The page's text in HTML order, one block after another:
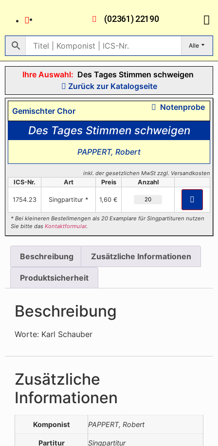
(02361) 22190
Alle
Ihre Auswahl: Des Tages Stimmen schweigen
Zurück zur Katalogseite
Gemischter Chor Notenprobe
Des Tages Stimmen schweigen
PAPPERT, Robert
inkl. der gesetzlichen MwSt zzgl. Versandkosten
ICS-Nr. Art Preis Anzahl
1754.23 Singpartitur * 1,60 €
* Bei kleineren Bestellmengen als 20 Examplare für Singpartituren nutzen
Sie bitte dasKontaktformular.
Beschreibung Zusätzliche Informationen
Produktsicherheit
Beschreibung
Worte: Karl Schauber
Zusätzliche
Informationen
Komponist PAPPERT, Robert
Partitur Singpartitur